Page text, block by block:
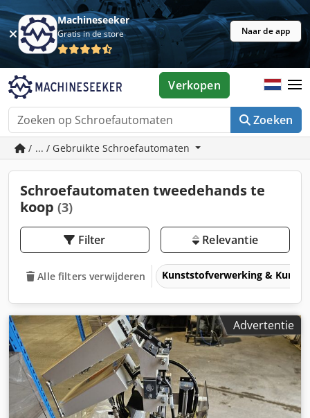
Machineseeker
Gratis in de store Naar de app
Zoeken
Verkopen
/ ... / Gebruikte Schroefautomaten
Schroefautomaten tweedehands te
koop (3)
Filter Relevantie
Alle filters verwijderen Kunststofverwerking &
Advertentie